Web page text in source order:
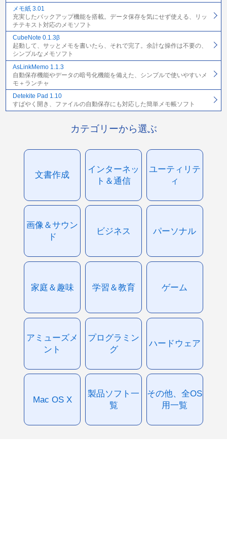
メモ紙 3.01
充実したバックアップ機能を搭載。データ保存を気にせず使える、リッ
チテキスト対応のメモソフト
CubeNote 0.1.3β
起動して、サッとメモを書いたら、それで完了。余計な操作は不要の、
シンプルなメモソフト
AsLinkMemo 1.1.3
自動保存機能やデータの暗号化機能を備えた、シンプルで使いやすいメ
モ＋ランチャ
Detekite Pad 1.10
すばやく開き、ファイルの自動保存にも対応した簡単メモ帳ソフト
カテゴリーから選ぶ
文書作成
インターネッ
ト＆通信
ユーティリテ
ィ
画像＆サウン
ド
ビジネス パーソナル
家庭＆趣味 学習＆教育 ゲーム
アミューズメ
ント
プログラミン
グ
ハードウェア
Mac OS X
製品ソフト一
覧
その他、全OS
用一覧